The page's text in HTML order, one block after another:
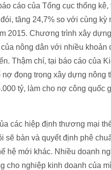
cáo của Tổng cục thống kê,
tăng 24,7% so với cùng
2015. Chương trình xây
nông dân với nhiều khoản
Thậm chí, tại báo cáo của
đọng trong xây dựng nông
tỷ, làm cho nợ công quốc
các hiệp định thương mại
sẽ bàn và quyết định phê
mới khác. Nhiều doanh
nghiệp kinh doanh của